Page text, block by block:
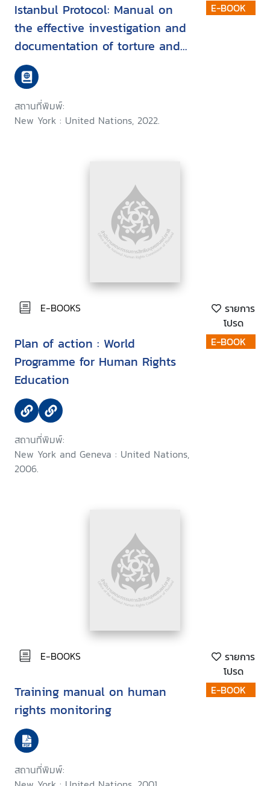
Istanbul Protocol: Manual on
the effective investigation and
documentation of torture and
other cruel, inhuman or
degrading treatment or
punishment
สถานที่พิมพ์:
New York : United Nations, 2022.
E-BOOK
E-BOOKS
รายการ
โปรด
Plan of action : World
Programme for Human Rights
Education
สถานที่พิมพ์:
New York and Geneva : United Nations,
2006.
E-BOOK
E-BOOKS
รายการ
โปรด
Training manual on human
rights monitoring
สถานที่พิมพ์:
E-BOOK